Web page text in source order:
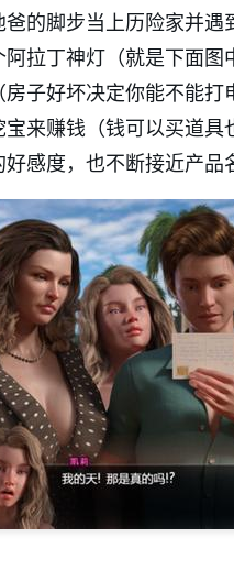
的脚步当上历险家并
拉丁神灯（就是下面
子好坏决定你能不能
来赚钱（钱可以买道
感度，也不断接近产品